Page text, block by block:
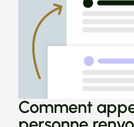
Comment